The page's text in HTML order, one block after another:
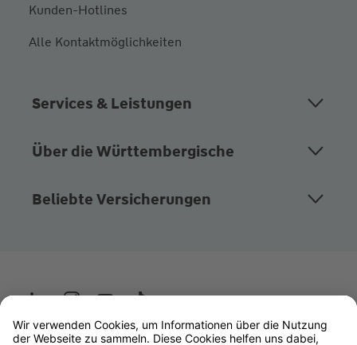
Kunden-Hotlines
Alle Kontaktmöglichkeiten
Services & Leistungen
Über die Württembergische
Beliebte Versicherungen
Wüstenrot